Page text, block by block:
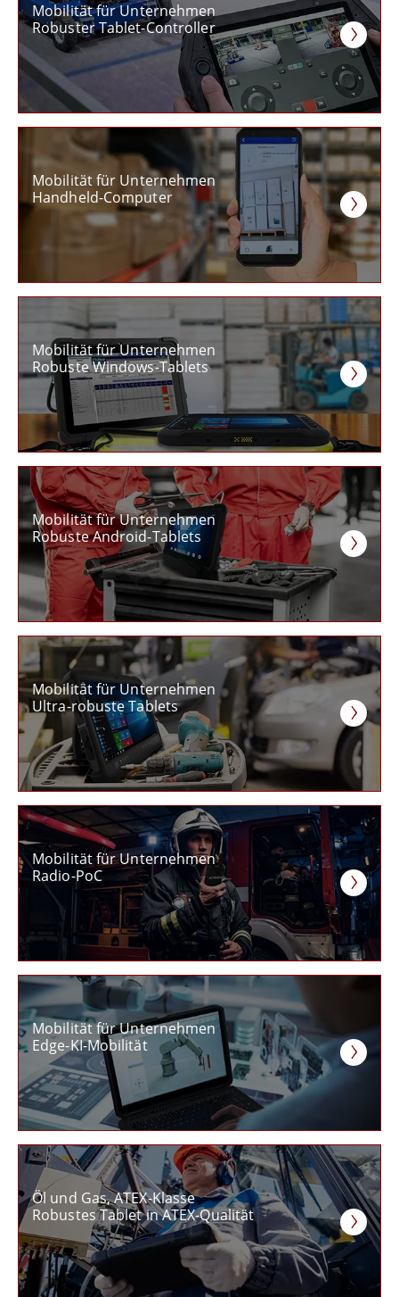
Mobilität für Unternehmen
Robuster Tablet-Controller
Mobilität für Unternehmen
Handheld-Computer
Mobilität für Unternehmen
Robuste Windows-Tablets
Mobilität für Unternehmen
Robuste Android-Tablets
Mobilität für Unternehmen
Ultra-robuste Tablets
Mobilität für Unternehmen
Radio-PoC
Mobilität für Unternehmen
Edge-KI-Mobilität
Öl und Gas, ATEX-Klasse
Robustes Tablet in ATEX-Qualität